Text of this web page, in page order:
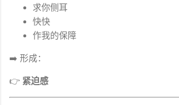
求你侧耳
快快
作我的保障
➡️ 形成：
👉 紧迫感